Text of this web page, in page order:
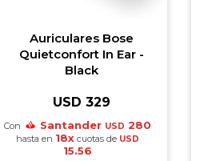
Auriculares Bose
Quietconfort In Ear -
Black
USD 329
Con Santander USD 280
hasta en 18x cuotas de USD
15.56